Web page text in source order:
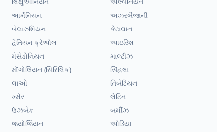
આર્મેનિયન
અઝરબૈજાની
બેલારુશિયન
કેટાલાન
હૈતિયન ક્રેઓલ
આઇરિશ
મેસેડોનિયન
માલ્ટીઝ
મોંગોલિયન (સિરિલિક)
સિંહલા
લાઓ
તિબેટિયન
ખ્મેર
લેટિન
ઉઝબેક
બર્મીઝ
જ્યોર્જિયન
ઓડિયા